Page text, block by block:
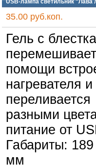
USB-лампа светильник "Лава
35.00 руб.коп.
Гель с
помощи
нагревателя и
переливается
разными
питание от
Габариты:
мм